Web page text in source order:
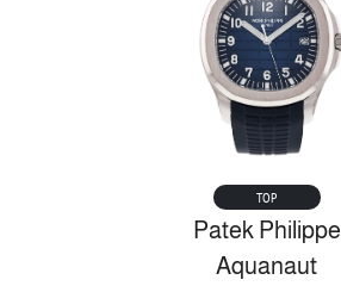
TOP
Patek Philippe
Aquanaut